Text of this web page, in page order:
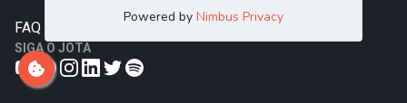
FAQ Trabalhe Conosco
SIGA O JOTA